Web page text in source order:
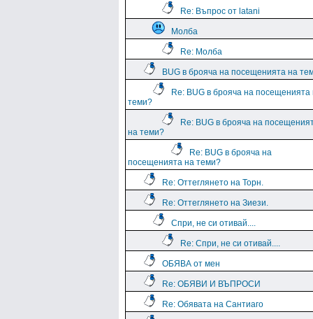
Re: Въпрос от latani
Молба
Re: Молба
BUG в брояча на посещенията на
Re: BUG в брояча на посещенията
теми?
Re: BUG в брояча на
на теми?
Re: BUG в брояча на
посещенията на теми?
Re: Оттеглянето на Торн.
Re: Оттеглянето на Зиези.
Спри, не си отивай....
Re: Спри, не си отивай....
ОБЯВА от мен
Re: ОБЯВИ И ВЪПРОСИ
Re: Обявата на Сантиаго